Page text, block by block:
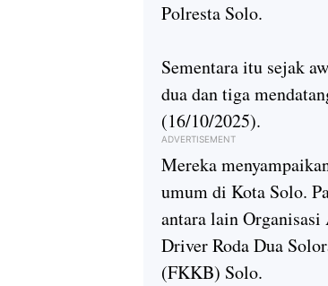
Polresta Solo.
Sementara itu sejak
dua dan tiga
(16/10/2025).
ADVERTISEMENT
Mereka
umum di Kota Solo.
antara lain
Driver Roda Dua
(FKKB) Solo.